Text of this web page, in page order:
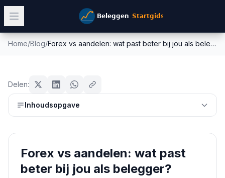
Home/Blog/ Forex vs aandelen: wat past beter bij jou als belegger?
bij jou als belegger?
25 februari 202615
Delen:
Inhoudsopgave
Forex vs aandelen: wat past
beter bij jou als belegger?